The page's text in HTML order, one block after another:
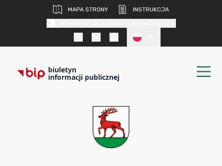
MAPA STRONY
INSTRUKCJA
biuletyn
informacji publicznej